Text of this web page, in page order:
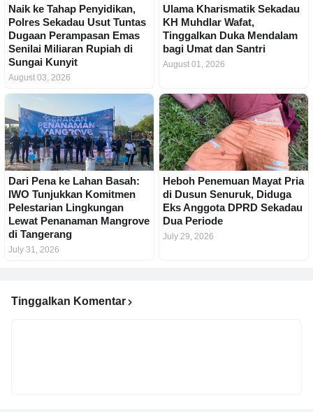
Naik ke Tahap Penyidikan,
Polres Sekadau Usut Tuntas
Dugaan Perampasan Emas
Senilai Miliaran Rupiah di
Sungai Kunyit
August 03, 2026
Ulama Kharismatik Sekadau
KH Muhdlar Wafat,
Tinggalkan Duka Mendalam
bagi Umat dan Santri
August 01, 2026
Dari Pena ke Lahan Basah:
IWO Tunjukkan Komitmen
Pelestarian Lingkungan
Lewat Penanaman Mangrove
di Tangerang
July 31, 2026
Heboh Penemuan Mayat Pria
di Dusun Senuruk, Diduga
Eks Anggota DPRD Sekadau
Dua Periode
July 29, 2026
Tinggalkan Komentar